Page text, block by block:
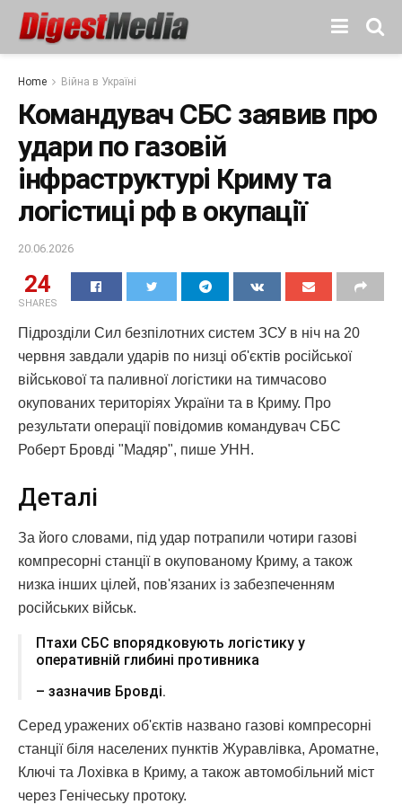
Home Війна в Україні
Командувач СБС заявив про
удари по газовій
інфраструктурі Криму та
логістиці рф в окупації
20.06.2026
24
SHARES
Підрозділи Сил безпілотних систем ЗСУ в ніч на 20
червня завдали ударів по низці об'єктів російської
військової та паливної логістики на тимчасово
окупованих територіях України та в Криму. Про
результати операції повідомив командувач СБС
Роберт Бровді "Мадяр", пише УНН.
Деталі
За його словами, під удар потрапили чотири газові
компресорні станції в окупованому Криму, а також
низка інших цілей, пов'язаних із забезпеченням
російських військ.
Птахи СБС впорядковують логістику у
оперативній глибині противника
– зазначив Бровді.
Серед уражених об'єктів названо газові компресорні
станції біля населених пунктів Журавлівка, Ароматне,
Ключі та Лохівка в Криму, а також автомобільний міст
через Генічеську протоку.